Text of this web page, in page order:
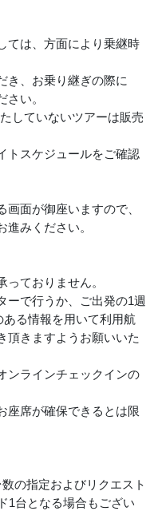
ては、方面により乗継時
き、お乗り継ぎの際に
い。
していないツアーは販売
トスケジュールをご確認
面が御座いますので、
みください。
ておりません。
ーで行うか、ご出発の1週
る情報を用いて利用航
頂きますようお願いいた
ンラインチェックインの
座席が確保できるとは限
の指定およびリクエスト
1台となる場合もござい